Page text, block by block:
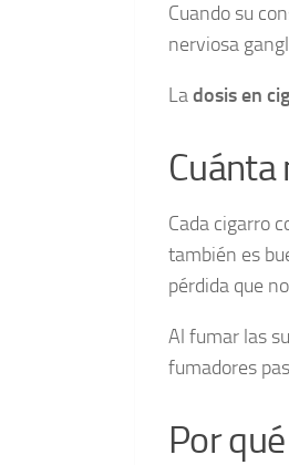
Cuando su
nerviosa
Ladosis en
Cuánta
Cada cigarro
también es
pérdida que
Al fumar las
fumadores
Por